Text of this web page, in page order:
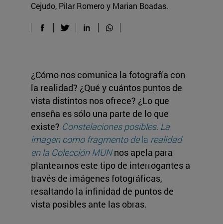
Cejudo, Pilar Romero y Marian Boadas.
¿Cómo nos comunica la fotografía con
la realidad? ¿Qué y cuántos puntos de
vista distintos nos ofrece? ¿Lo que
enseña es sólo una parte de lo que
existe? Constelaciones posibles. La
imagen como fragmento dela realidad
en la Colección MUNnos apela para
plantearnos este tipo de interrogantes a
través de imágenes fotográficas,
resaltando la infinidad de puntos de
vista posibles ante las obras.